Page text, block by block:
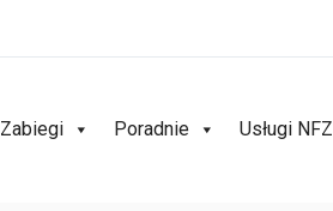
Zabiegi Poradnie Usługi NFZ